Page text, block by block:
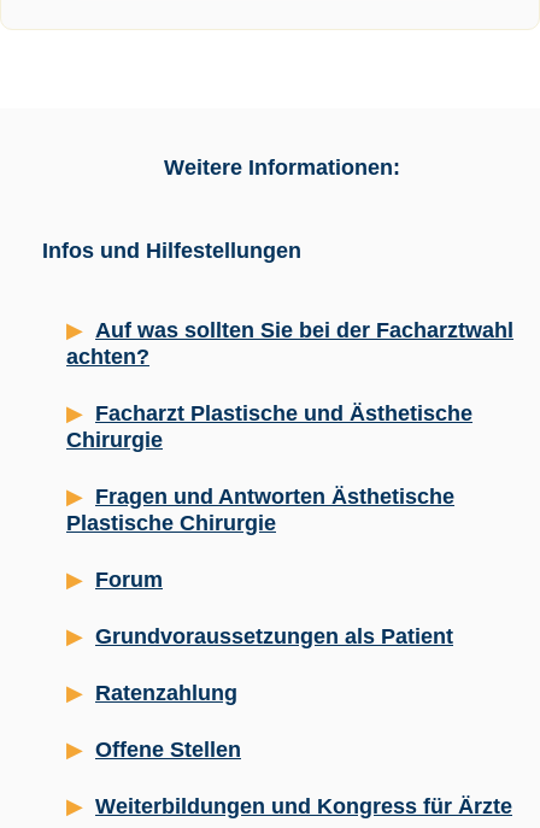
Weitere Informationen:
Infos und Hilfestellungen
Auf was sollten Sie bei der Facharztwahl
achten?
Facharzt Plastische und Ästhetische
Chirurgie
Fragen und Antworten Ästhetische
Plastische Chirurgie
Forum
Grundvoraussetzungen als Patient
Ratenzahlung
Offene Stellen
Weiterbildungen und Kongress für Ärzte